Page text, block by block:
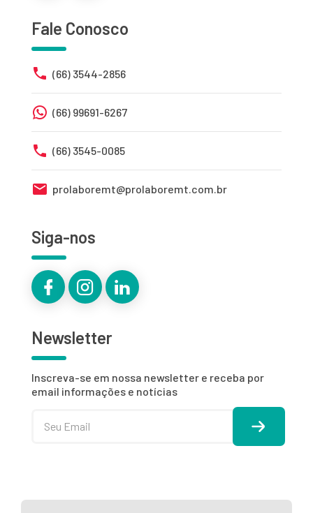
Fale Conosco
(66) 3544-2856
(66) 99691-6267
(66) 3545-0085
prolaboremt@prolaboremt.com.br
Siga-nos
Newsletter
Inscreva-se em nossa newsletter e receba por
email informações e notícias